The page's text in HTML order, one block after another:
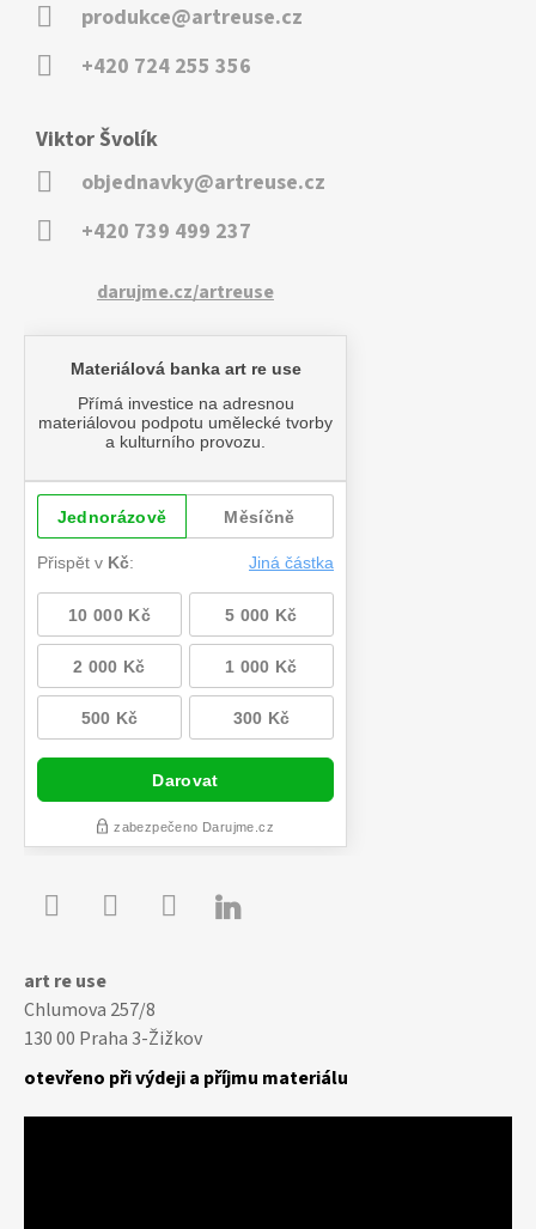
produkce@artreuse.cz
+420 724 255 356
Viktor Švolík
objednavky@artreuse.cz
+420 739 499 237
darujme.cz/artreuse

art re use
Chlumova 257/8
130 00 Praha 3-Žižkov
otevřeno při výdeji a příjmu materiálu